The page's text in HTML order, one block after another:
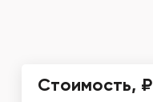
Стоимость, ₽